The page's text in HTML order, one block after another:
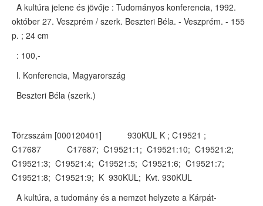
A kultúra jelene és jövője : Tudományos konferencia, 1992.
október 27. Veszprém / szerk. Beszteri Béla. - Veszprém. - 155
p. ; 24 cm
: 100,-
l. Konferencia, Magyarország
Beszteri Béla (szerk.)
Törzsszám [000120401] 930KUL K ; C19521 ;
C17687 C17687; C19521:1; C19521:10; C19521:2;
C19521:3; C19521:4; C19521:5; C19521:6; C19521:7;
C19521:8; C19521:9; K 930KUL; Kvt. 930KUL
A kultúra, a tudomány és a nemzet helyzete a Kárpát-